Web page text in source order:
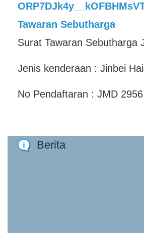
Tawaran Sebutharga
Surat Tawaran Sebutharga
Jenis kenderaan : Jinbei
No Pendaftaran : JMD 2956
Berita